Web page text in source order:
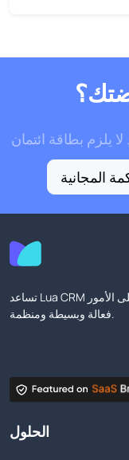
المجانية
تساعد Lua CRM الشركات الصغيرة والمتوسطة على الحفاظ على الأمور
فعالة وبسيطة ومنظمة.
الحلول